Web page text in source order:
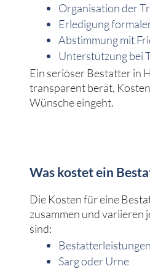
Organisation der
Erledigung
Abstimmung mit
Unterstützung bei
Ein seriöser Bestatter in
transparent berät,
Wünsche eingeht.
Was kostet ein
Die Kosten für eine
zusammen und variieren
sind:
Bestatterleistungen
Sarg oder Urne